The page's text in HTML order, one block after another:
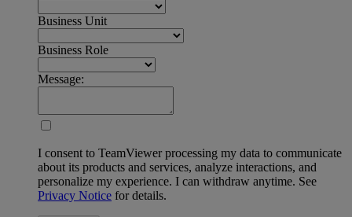
Business Unit
Business Role
Message:
I consent to TeamViewer processing my data to communicate
about its products and services, analyze interactions, and
personalize my experience. I can withdraw anytime. See
Privacy Notice for details.